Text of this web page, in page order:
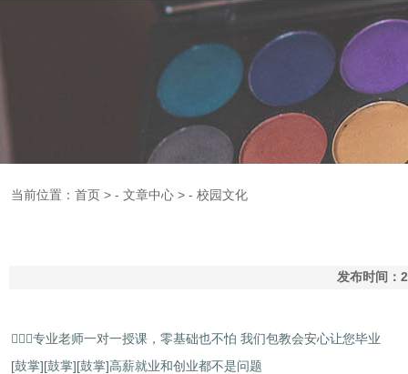
当前位置： 首页 > - 文章中心 > - 校园文化
发布时间
专业老师一对一授课，零基础也不怕 我们包教会安心让您毕业
[鼓掌][鼓掌][鼓掌]高薪就业和创业都不是问题